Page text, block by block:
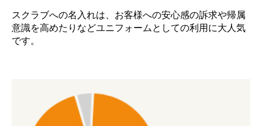
スクラブへの名入れは、お客様への安心感の訴求や帰属
意識を高めたりなどユニフォームとしての利用に大人気
です。